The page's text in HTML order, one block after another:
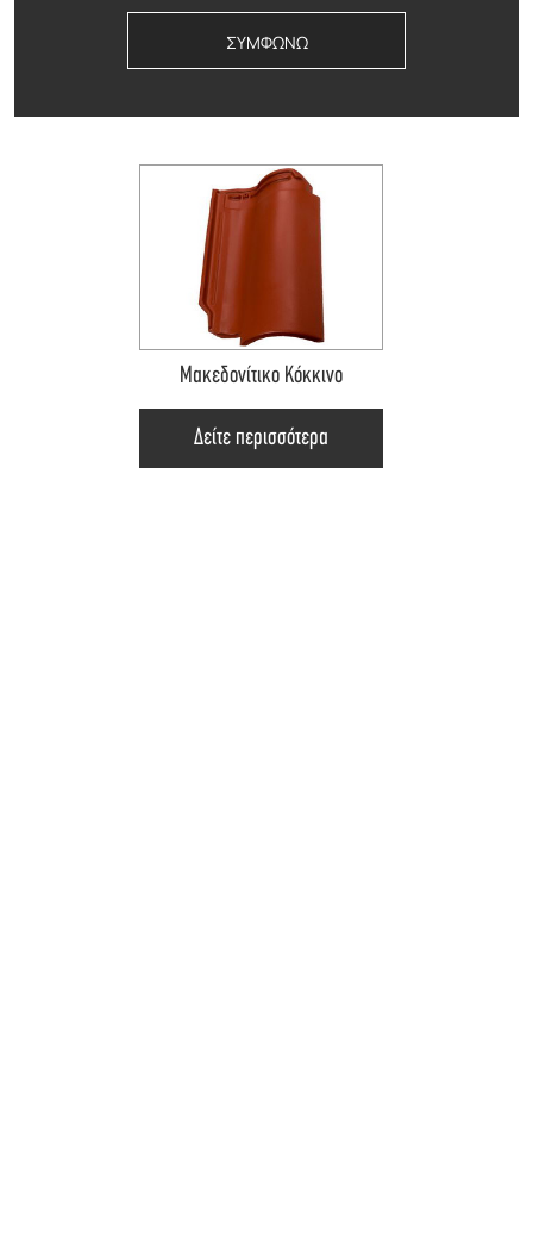
ΣΥΜΦΩΝΩ
Δείτε περισσότερα Δείτε περισσότερα
Μακεδονίτικο Κόκκινο
Δείτε περισσότερα